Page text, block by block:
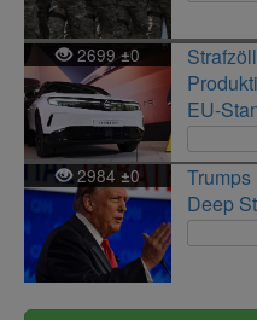
2699±0
EU-
2984±0
Deep